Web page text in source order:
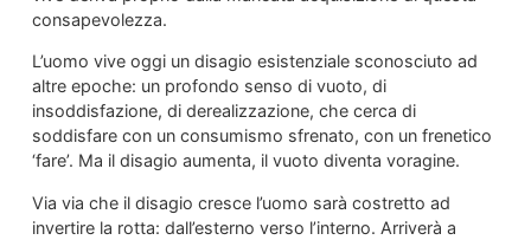
consapevolezza.
L’uomo vive oggi un disagio esistenziale sconosciuto ad
altre epoche: un profondo senso di vuoto, di
insoddisfazione, di derealizzazione, che cerca di
soddisfare con un consumismo sfrenato, con un frenetico
‘fare’. Ma il disagio aumenta, il vuoto diventa voragine.
Via via che il disagio cresce l’uomo sarà costretto ad
invertire la rotta: dall’esterno verso l’interno. Arriverà a